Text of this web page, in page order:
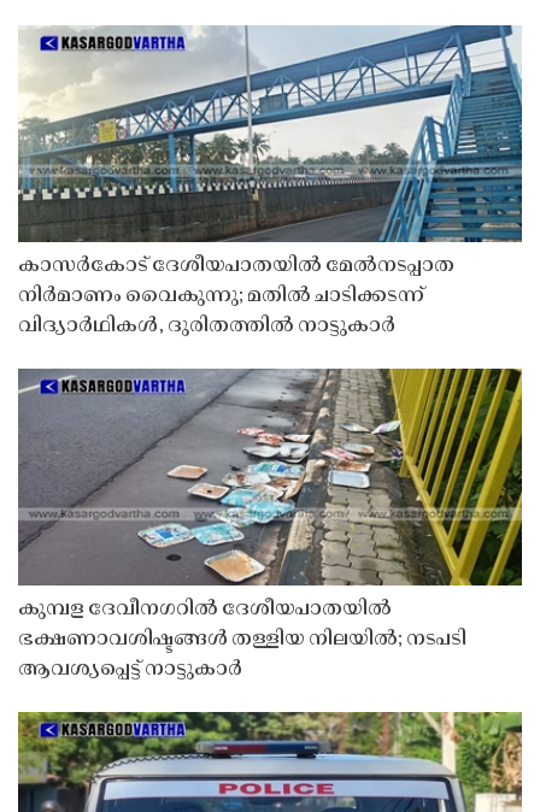
കാസർകോട് ദേശീയപാതയിൽ മേൽനടപ്പാത
നിർമാണം വൈകുന്നു; മതിൽ ചാടിക്കടന്ന്
വിദ്യാർഥികൾ, ദുരിതത്തിൽ നാട്ടുകാർ
കുമ്പള ദേവീനഗറിൽ ദേശീയപാതയിൽ
ഭക്ഷണാവശിഷ്ടങ്ങൾ തള്ളിയ നിലയിൽ; നടപടി
ആവശ്യപ്പെട്ട് നാട്ടുകാർ